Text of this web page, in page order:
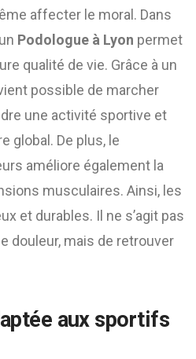
affecter le moral. Dans
Podologue à Lyon permet
qualité de vie. Grâce à un
possible de marcher
une activité sportive et
global. De plus, le
améliore également la
musculaires. Ainsi, les
et durables. Il ne s’agit pas
douleur, mais de retrouver
aux sportifs